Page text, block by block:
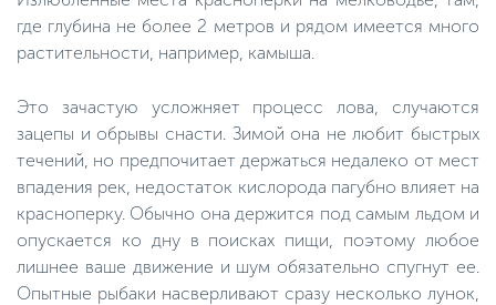
где глубина не более 2 метров и рядом имеется много
растительности, например, камыша.
Это зачастую усложняет процесс лова, случаются
зацепы и обрывы снасти. Зимой она не любит быстрых
течений, но предпочитает держаться недалеко от мест
впадения рек, недостаток кислорода пагубно влияет на
красноперку. Обычно она держится под самым льдом и
опускается ко дну в поисках пищи, поэтому любое
лишнее ваше движение и шум обязательно спугнут ее.
Опытные рыбаки насверливают сразу несколько лунок,